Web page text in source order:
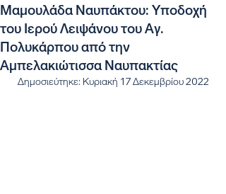
Μαμουλάδα Ναυπάκτου: Υποδοχή
του Ιερού Λειψάνου του Αγ.
Πολυκάρπου από την
Αμπελακιώτισσα Ναυπακτίας
Δημοσιεύτηκε: Κυριακή 17 Δεκεμβρίου 2022